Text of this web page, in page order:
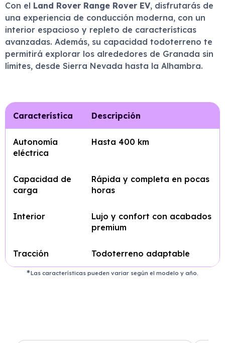
Con el Land Rover Range Rover EV, disfrutarás de
una experiencia de conducción moderna, con un
interior espacioso y repleto de características
avanzadas. Además, su capacidad todoterreno te
permitirá explorar los alrededores de Granada sin
límites, desde Sierra Nevada hasta la Alhambra.
Característica Descripción
Autonomía
eléctrica
Hasta 400 km
Capacidad de
carga
Rápida y completa en pocas
horas
Interior
Lujo y confort con acabados
premium
Tracción Todoterreno adaptable
Las características pueden variar según el modelo y año.